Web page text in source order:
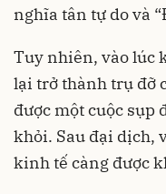
nghĩa tân tự do và
Tuy nhiên, vào lúc
lại trở thành trụ đỡ
được một cuộc sụp
khỏi. Sau đại dịch,
kinh tế càng được